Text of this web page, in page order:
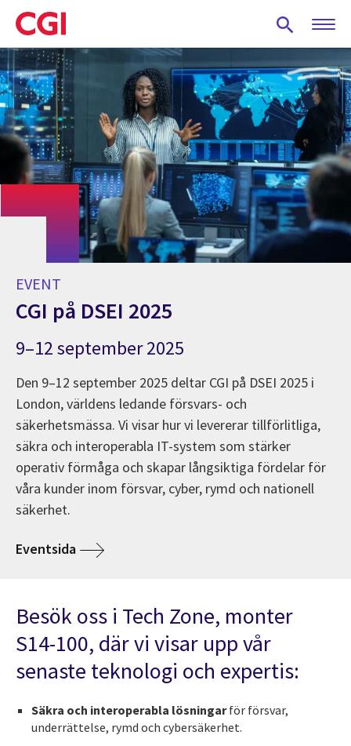
Skip
to
main
content
EVENT
CGI på DSEI 2025
9–12 september 2025
Den 9–12 september 2025 deltar CGI på DSEI 2025 i
London, världens ledande försvars- och
säkerhetsmässa. Vi visar hur vi levererar tillförlitliga,
säkra och interoperabla IT-system som stärker
operativ förmåga och skapar långsiktiga fördelar för
våra kunder inom försvar, cyber, rymd och nationell
säkerhet.
Eventsida
Besök oss i Tech Zone, monter
S14-100, där vi visar upp vår
senaste teknologi och expertis:
Säkra och interoperabla lösningarför försvar,
underrättelse, rymd och cybersäkerhet.